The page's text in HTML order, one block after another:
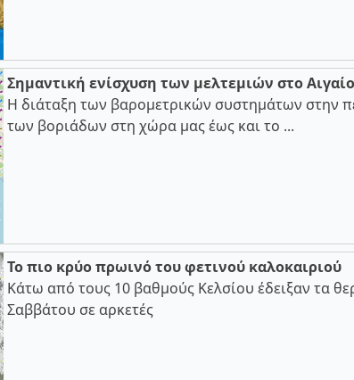
Σημαντική ενίσχυση των μελτεμιών στο Αιγαίο
Η διάταξη των βαρομετρικών συστημάτων στην
των βοριάδων στη χώρα μας έως και το ...
Το πιο κρύο πρωινό του φετινού καλοκαιριού
Κάτω από τους 10 βαθμούς Κελσίου έδειξαν τα
Σαββάτου σε αρκετές